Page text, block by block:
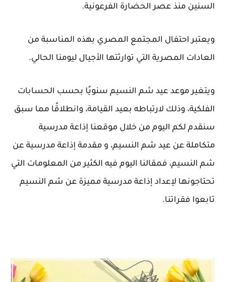
السنين منذ عصر الحضارة الفرعونية.
ويعتبر احتفال المجتمع المصري بهذه المناسبة من
العادات المصرية التي توارثتها الأجيال ليومنا الحالي.
ويتغير موعد عيد شم النسيم سنويًا بحسب الحسابات
الفلكية، وذلك لارتباطه بعيد القيامة، وانطلاقًا مما سبق
سنقدم لكم اليوم من خلال موقعنا إذاعة مدرسية
متكاملة عن عيد شم النسيم، و مقدمة إذاعة مدرسية عن
شم النسيم، فمقالنا اليوم فيه الكثير من المعلومات التي
تحتاجونها لإعداد إذاعة مدرسية مميزة عن شم النسيم
تابعوا فقراتنا.